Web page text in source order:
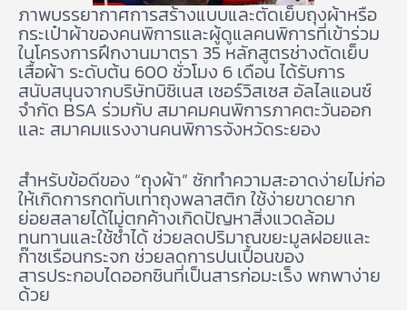
ภาพบรรยากาศการสร้างแบบและตัดเย็บถุงผ้าหรือ
กระเป๋าผ้าของคนพิการและผู้ดูแลคนพิการที่เข้าร่วม
ในโครงการฝึกงานมาตรา 35 หลักสูตรช่างตัดเย็บ
เสื้อผ้า ระดับต้น 600 ชั่วโมง 6 เดือน ได้รับการ
สนับสนุนจากบริษัทบิซิเนส เซอร์วิสเซส อัลไลแอนซ์
จำกัด BSA ร่วมกับ สมาคมคนพิการภาคตะวันออก
และ สมาคมแรงงานคนพิการจังหวัดระยอง
สำหรับข้อดีของ “ถุงผ้า” ซักทำความสะอาดง่ายไม่ก่อ
ให้เกิดการกดทับเท่าถุงพลาสติก ใช้ง่ายขาดยาก
ย่อยสลายได้ไม่ตกค้างเกิดปัญหาสิ่งแวดล้อม
ทนทานและใช้ซ้ำได้ ช่วยลดปริมาณขยะมูลฝอยและ
ก๊าซเรือนกระจก ช่วยลดการปนเปื้อนของ
สารประกอบไดออกซินที่เป็นสารก่อมะเร็ง พกพาง่าย
ด้วย